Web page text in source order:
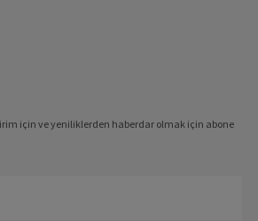
için ve yeniliklerden haberdar olmak için abone